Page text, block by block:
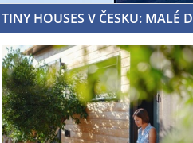
TINY HOUSES V ČESKU: MALÉ